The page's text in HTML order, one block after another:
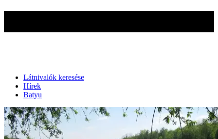
Látnivalók keresése
Hírek
Batyu